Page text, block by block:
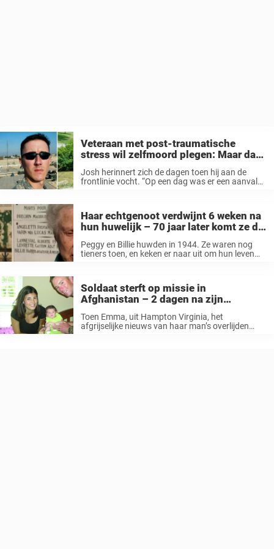
Veteraan met post-traumatische
stress wil zelfmoord plegen: Maar dan
ziet hij iets dat zijn leven redt
Josh herinnert zich de dagen toen hij aan de
frontlinie vocht. “Op een dag was er een aanval
Haar echtgenoot verdwijnt 6 weken na
hun huwelijk – 70 jaar later komt ze de
hartverscheurende waarheid te weten
Peggy en Billie huwden in 1944. Ze waren nog
tieners toen, en keken er naar uit om hun leven
Soldaat sterft op missie in
Afghanistan – 2 dagen na zijn
begrafenis vindt zijn vrouw een brief
op zijn computer
Toen Emma, uit Hampton Virginia, het
afgrijselijke nieuws van haar man’s overlijden